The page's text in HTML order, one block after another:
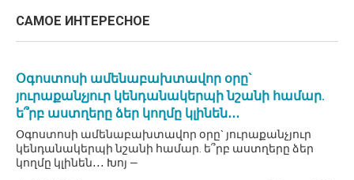
САМОЕ ИНТЕРЕСНОЕ
Օգոստոսի ամենաբախտավոր օրը`
յուրաքանչյուր կենդանակերպի նշանի համար.
ե՞րբ աստղերը ձեր կողմը կլինեն․․․
Օգոստոսի ամենաբախտավոր օրը` յուրաքանչյուր
կենդանակերպի նշանի համար. ե՞րբ աստղերը ձեր
կողմը կլինեն․․․ Խոյ —